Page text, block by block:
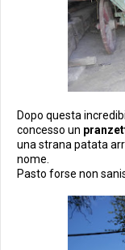
Dopo questa
concesso un
una strana patata
nome.
Pasto forse non